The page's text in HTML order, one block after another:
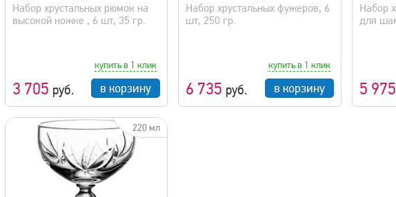
Набор хрустальных рюмок на
высокой ножке , 6 шт, 35 гр.
3 705 руб.
купить в 1 клик
в корзину
Набор хрустальных фужеров, 6
шт, 250 гр.
6 735 руб.
купить в 1 клик
в корзину
Набор
для
5 975
220 мл